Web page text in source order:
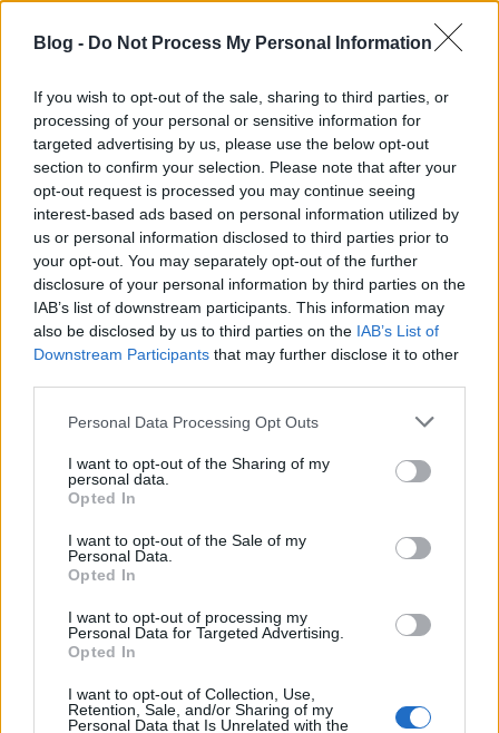
Blog - Do Not Process My Personal Information
If you wish to opt-out of the sale, sharing to third parties, or
processing of your personal or sensitive information for
targeted advertising by us, please use the below opt-out
section to confirm your selection. Please note that after your
opt-out request is processed you may continue seeing
interest-based ads based on personal information utilized by
us or personal information disclosed to third parties prior to
your opt-out. You may separately opt-out of the further
disclosure of your personal information by third parties on the
IAB’s list of downstream participants. This information may
also be disclosed by us to third parties on the IAB’s List of
Downstream Participants that may further disclose it to other
Please note that this website/app uses one or more Google
not limited to your visit or usage behaviour. You may click to
grant or deny consent to Google and its third-party tags to
use your data for below specified purposes in below Google
consent section.
Personal Data Processing Opt Outs
I want to opt-out of the Sharing of my
personal data.
Opted In
I want to opt-out of the Sale of my
Personal Data.
Opted In
I want to opt-out of processing my
Personal Data for Targeted Advertising.
Opted In
I want to opt-out of Collection, Use,
Retention, Sale, and/or Sharing of my
Personal Data that Is Unrelated with the
Egy bánatos dal szeptember végére
Szigi.•2022. szeptember 30.
És akkor egy szomorú dallal búcsúztassuk a
szeptembert és a négynapos bejegyzésdömpinget.
Ez a The Mission és Martin közös dala, a 2016-os
ONLY YOU AND YOU ALONE. Köszönöm, hogy velem
tartottatok a négy napon - holnaptól kicsit ritkábban
lesznek megint a posztok ;)
együttműködés